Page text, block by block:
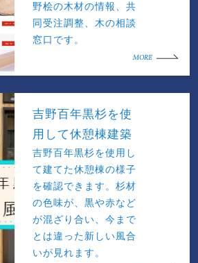
野桧の木材の情報、共
同受注調整、木の相談
窓口です。
MORE
吉野百年黒杉を使
用して休憩棟建築
吉野百年黒杉を使用し
て建てた休憩棟の様子
を確認できます。杉材
の色味が、黒や赤など
が混ざり合い、今まで
とは違った新しい風合
いが見れます。